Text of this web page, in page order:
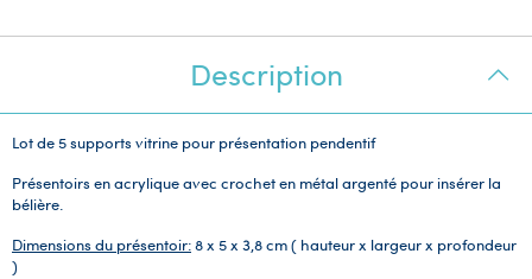
Description
Lot de 5 supports vitrine pour présentation pendentif
Présentoirs en acrylique avec crochet en métal argenté pour insérer la
bélière.
Dimensions du présentoir:8 x 5 x 3,8 cm ( hauteur x largeur x profondeur
)